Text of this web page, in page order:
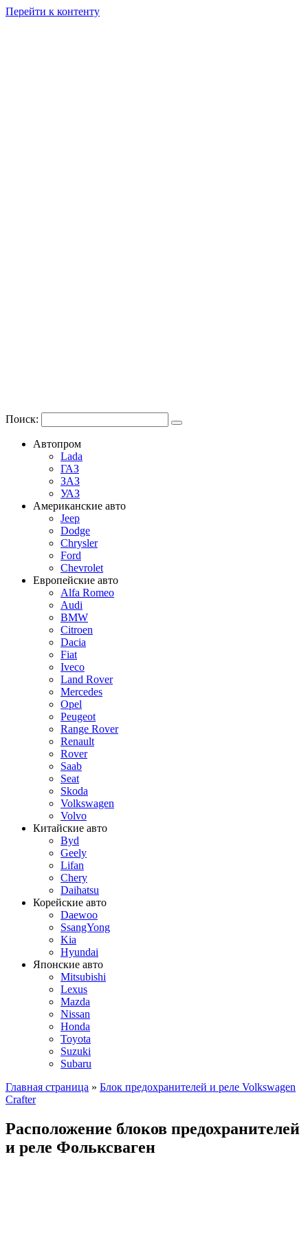
Перейти к контенту
Поиск:
Автопром
Lada
ГАЗ
ЗАЗ
УАЗ
Американские авто
Jeep
Dodge
Chrysler
Ford
Chevrolet
Европейские авто
Alfa Romeo
Audi
BMW
Citroen
Dacia
Fiat
Iveco
Land Rover
Mercedes
Opel
Peugeot
Range Rover
Renault
Rover
Saab
Seat
Skoda
Volkswagen
Volvo
Китайские авто
Byd
Geely
Lifan
Chery
Daihatsu
Корейские авто
Daewoo
SsangYong
Kia
Hyundai
Японские авто
Mitsubishi
Lexus
Mazda
Nissan
Honda
Toyota
Suzuki
Subaru
Главная страница » Блок предохранителей и реле Volkswagen
Crafter
Расположение блоков предохранителей
и реле Фольксваген